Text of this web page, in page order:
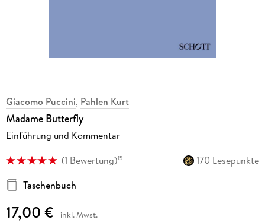
Giacomo Puccini, Pahlen Kurt
Madame Butterfly
Einführung und Kommentar
(1 Bewertung)15
170 Lesepunkte
Taschenbuch
17,00 € inkl. Mwst.